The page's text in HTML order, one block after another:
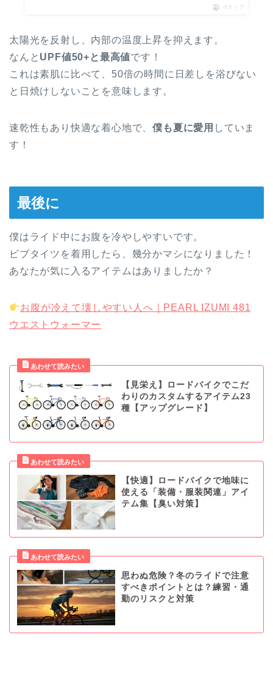
ポチップ
太陽光を反射し、内部の温度上昇を抑えます。
なんと UPF値50+と最高値です！
これは素肌に比べて、50倍の時間に日差しを浴びない
と日焼けしないことを意味します。
速乾性もあり快適な着心地で、僕も夏に愛用 していま
す！
最後に
僕はライド中にお腹を冷やしやすいです。
ビブタイツを着用したら、幾分かマシになりました！
あなたが気に入るアイテムはありましたか？
お腹が冷えて壊しやすい人へ｜PEARL IZUMI 481
ウエストウォーマー
【見栄え】ロードバイクでこだ
わりのカスタムするアイテム23
種【アップグレード】
【快適】ロードバイクで地味に
使える「装備・服装関連」アイ
テム集【臭い対策】
思わぬ危険？冬のライドで注意
すべきポイントとは？練習・通
勤のリスクと対策